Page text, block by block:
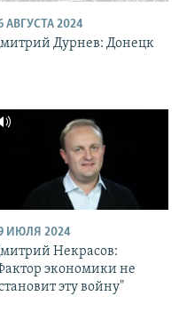
АВГУСТА 2024
Дурнев: Донецк
ИЮЛЯ 2024
Некрасов:
экономики не
эту войну"